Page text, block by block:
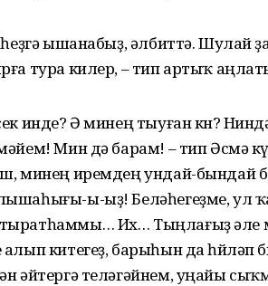
һеҙгә ышанабыҙ, әлбиттә. Шулай
тура килер, – тип артыҡ
инде? Ә минең тыуған көн?
Мин дә барам! – тип Әсмә
минең иремдең ундай-бындай
ы-ыҙ! Беләһегеҙме, ул
Их… Тыңлағыҙ әле
китегеҙ, барыһын да
әйтергә теләгәйнем, уңайы